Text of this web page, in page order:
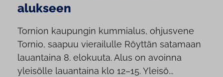
alukseen
Tornion kaupungin kummialus, ohjusvene
Tornio, saapuu vierailulle Röyttän satamaan
lauantaina 8. elokuuta. Alus on avoinna
yleisölle lauantaina klo 12–15. Yleisö...